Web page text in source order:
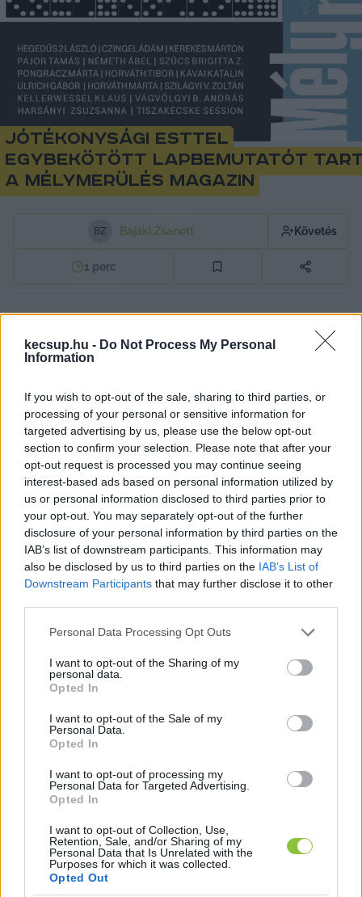
kecsup.hu - Do Not Process My Personal
Information
If you wish to opt-out of the sale, sharing to third parties, or
processing of your personal or sensitive information for
targeted advertising by us, please use the below opt-out
section to confirm your selection. Please note that after your
opt-out request is processed you may continue seeing
interest-based ads based on personal information utilized by
us or personal information disclosed to third parties prior to
your opt-out. You may separately opt-out of the further
disclosure of your personal information by third parties on the
IAB’s list of downstream participants. This information may
also be disclosed by us to third parties on the IAB’s List of
Downstream Participants that may further disclose it to other
Please note that this website/app uses one or more Google
not limited to your visit or usage behaviour. You may click to
grant or deny consent to Google and its third-party tags to
use your data for below specified purposes in below Google
consent section.
Personal Data Processing Opt Outs
I want to opt-out of the Sharing of my
personal data.
Opted In
I want to opt-out of the Sale of my
Personal Data.
Opted In
I want to opt-out of processing my
Personal Data for Targeted Advertising.
Opted In
I want to opt-out of Collection, Use,
Retention, Sale, and/or Sharing of my
Personal Data that Is Unrelated with the
Purposes for which it was collected.
Opted Out
Jótékonysági esttel
egybekötött lapbemutatót
a Mélymerülés magazin
BZ Bajáki Zsanett Követés
1 perc
célú Mélymerülés Művészeti Magazin . A 2025-
2025. április 14-én, hétfőn 17.30-tól tartják a
Kulissza Kávézóban (Kecskemét, Rákóczi út 15.).
A friss szám cím- és hátoldalán a nemrég
életmű kiállítással bemutatkozott Hegedűs2
László egy-egy alkotása látható, míg a belső
oldalakon további tizennégy alkotó, valamint QR
kód olvasó segítségével az egyéni hangzású
Tiszakécske Session zenei formáció műalkotása
László Pál és Libor Zoltán mutatják be.
Ezt követően 19 órától a Kelemen László
Kamaraszínházban a Csillagfény Produkciós
Iroda felajánlásaként bemutatják Bernard Slade
„Jövőre veled, ugyanitt” című két részes
Váry Károly, a Magyar Arany Érdemkereszt
kitüntetettje játszik és rendez. A jótékonysági
előadás fővédnöke, a Kecskeméti Teátrum